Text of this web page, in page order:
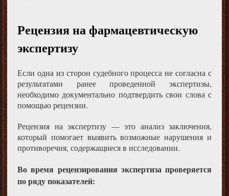
Рецензия на фармацевтическую
экспертизу
Если одна из сторон судебного процесса не согласна с
результатами ранее проведенной экспертизы,
необходимо документально подтвердить свои слова с
помощью рецензии.
Рецензия на экспертизу — это анализ заключения,
который помогает выявить возможные нарушения и
противоречия, содержащиеся в исследовании.
Во время рецензирования экспертиза проверяется
по ряду показателей: